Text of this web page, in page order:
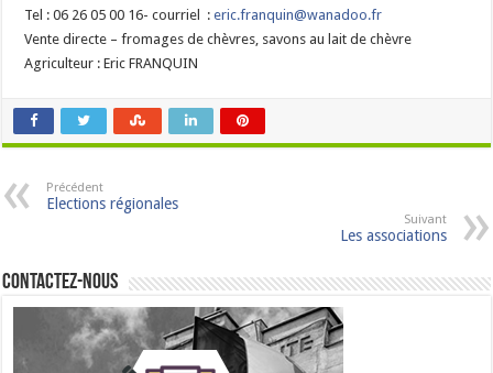
Tel : 06 26 05 00 16- courriel :eric.franquin@wanadoo.fr
Vente directe – fromages de chèvres, savons au lait de chèvre
Agriculteur : Eric FRANQUIN
Précédent
Elections régionales
Suivant
Les associations
Contactez-nous